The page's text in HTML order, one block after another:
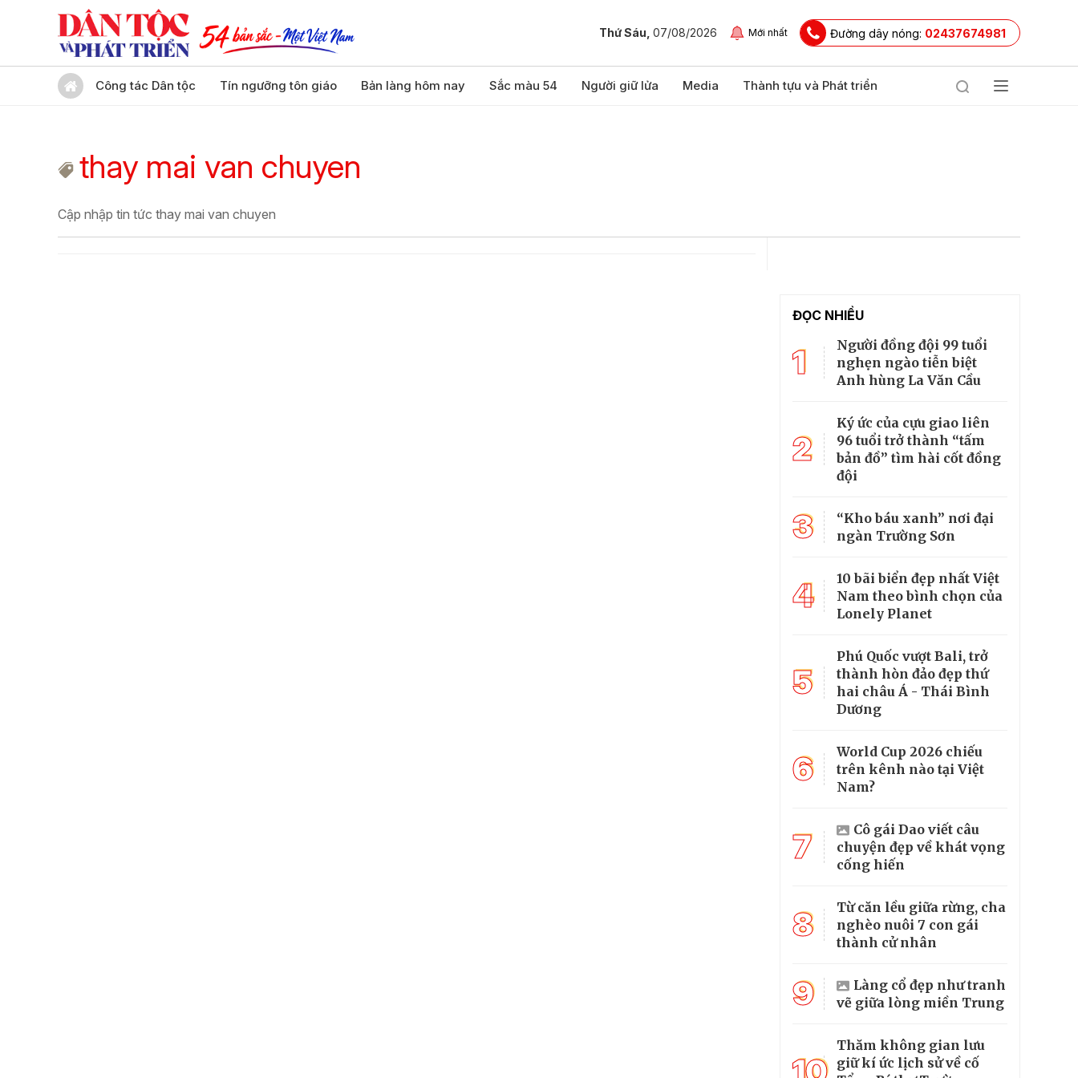
Thứ Sáu, 07/08/2026 Mới nhất Đường dây nóng: 02437674981
Công tác Dân tộc Tín ngưỡng tôn giáo Bản làng hôm nay Sắc màu 54 Người giữ lửa Media Thành tựu và Phát triển
thay mai van chuyen
Cập nhập tin tức thay mai van chuyen
ĐỌC NHIỀU
1
Người đồng đội 99 tuổi
nghẹn ngào tiễn biệt
Anh hùng La Văn Cầu
2
Ký ức của cựu giao liên
96 tuổi trở thành “tấm
bản đồ” tìm hài cốt đồng
đội
3
“Kho báu xanh” nơi đại
ngàn Trường Sơn
4
10 bãi biển đẹp nhất Việt
Nam theo bình chọn của
Lonely Planet
5
Phú Quốc vượt Bali, trở
thành hòn đảo đẹp thứ
hai châu Á - Thái Bình
Dương
6
World Cup 2026 chiếu
trên kênh nào tại Việt
Nam?
7
Cô gái Dao viết câu
chuyện đẹp về khát vọng
cống hiến
8
Từ căn lều giữa rừng, cha
nghèo nuôi 7 con gái
thành cử nhân
9
Làng cổ đẹp như tranh
vẽ giữa lòng miền Trung
Thăm không gian lưu
giữ kí ức lịch sử về cố